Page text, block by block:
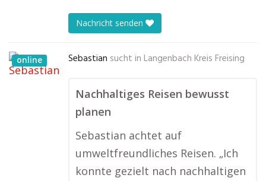
Nachricht senden
online Sebastian sucht in Langenbach Kreis Freising
Nachhaltiges Reisen bewusst
planen
Sebastian achtet auf
umweltfreundliches Reisen. „Ich
konnte gezielt nach nachhaltigen